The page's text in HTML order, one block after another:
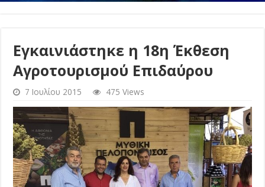
Εγκαινιάστηκε η 18η Έκθεση
Αγροτουρισμού Επιδαύρου
7 Ιουλίου 2015 475 Views